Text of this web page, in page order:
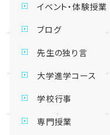
イベント・体験授業
ブログ
先生の独り言
大学進学コース
学校行事
専門授業